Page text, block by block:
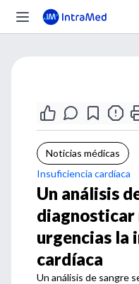
Noticias médicas
Insuficiencia cardíaca
Un análisis
diagnosticar
urgencias la
cardíaca
Un análisis de sangre